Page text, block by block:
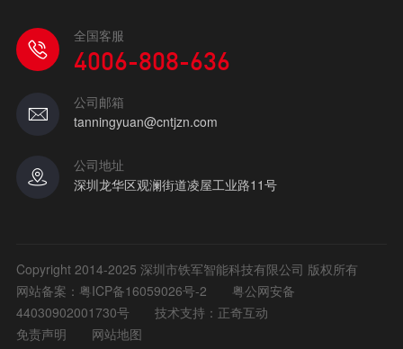
全国客服
4006-808-636
公司邮箱
tanningyuan@cntjzn.com
公司地址
深圳龙华区观澜街道凌屋工业路11号
Copyright 2014-2025 深圳市铁军智能科技有限公司 版权所有
网站备案： 粤ICP备16059026号-2
粤公网安备
44030902001730号
技术支持：正奇互动
免责声明
网站地图